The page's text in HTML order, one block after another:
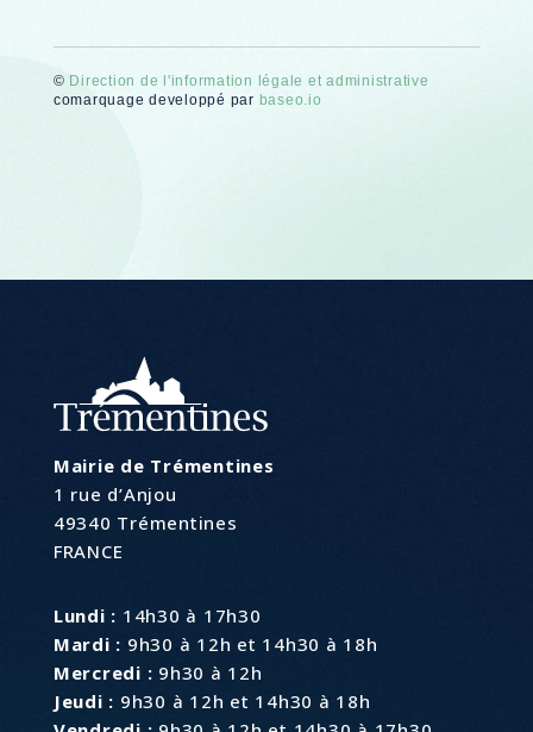
© Direction de l'information légale et administrative
comarquage developpé par baseo.io
Mairie de Trémentines
1 rue d’Anjou
49340 Trémentines
FRANCE
Lundi : 14h30 à 17h30
Mardi : 9h30 à 12h et 14h30 à 18h
Mercredi : 9h30 à 12h
Jeudi : 9h30 à 12h et 14h30 à 18h